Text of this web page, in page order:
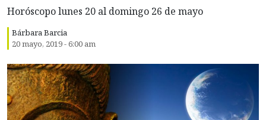
Horóscopo lunes 20 al domingo 26 de mayo
Bárbara Barcia
20 mayo, 2019 - 6:00 am